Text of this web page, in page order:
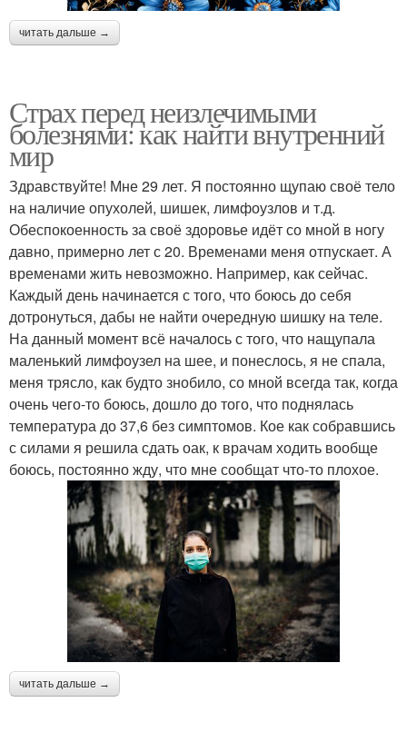
читать дальше →
Страх перед неизлечимыми
болезнями: как найти внутренний
мир
Здравствуйте! Мне 29 лет. Я постоянно щупаю своё тело
на наличие опухолей, шишек, лимфоузлов и т.д.
Обеспокоенность за своё здоровье идёт со мной в ногу
давно, примерно лет с 20. Временами меня отпускает. А
временами жить невозможно. Например, как сейчас.
Каждый день начинается с того, что боюсь до себя
дотронуться, дабы не найти очередную шишку на теле.
На данный момент всё началось с того, что нащупала
маленький лимфоузел на шее, и понеслось, я не спала,
меня трясло, как будто знобило, со мной всегда так, когда
очень чего-то боюсь, дошло до того, что поднялась
температура до 37,6 без симптомов. Кое как собравшись
с силами я решила сдать оак, к врачам ходить вообще
боюсь, постоянно жду, что мне сообщат что-то плохое.
читать дальше →